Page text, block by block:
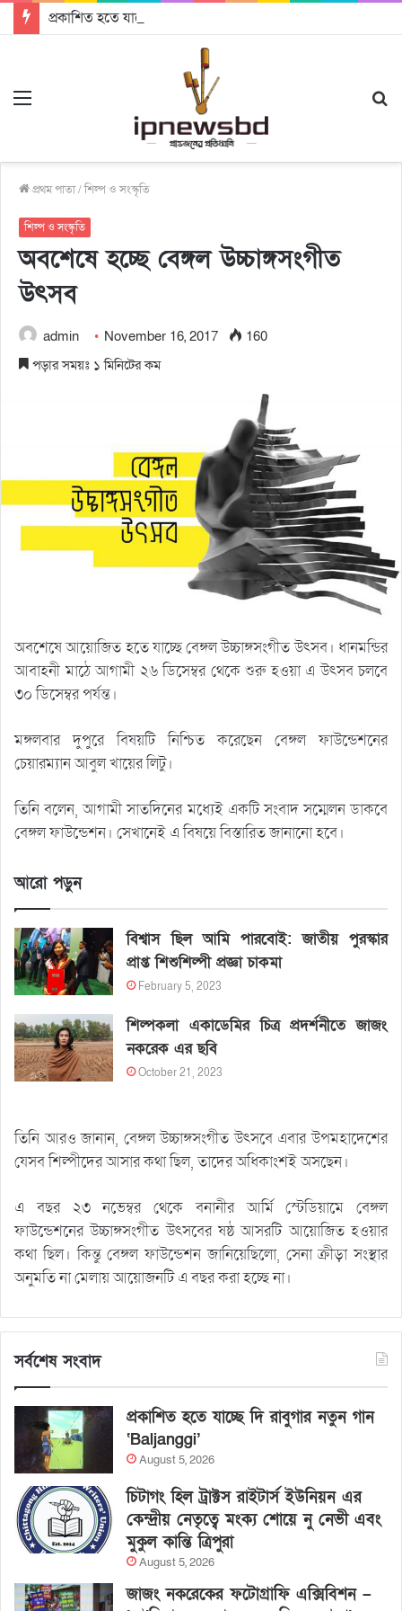
প্রকাশিত হতে যাচ্ছে দি রাবুগার নতুন গান ‘Baljanggi’
প্রথম পাতা/শিল্প ও সংস্কৃতি
শিল্প ও সংস্কৃতি
অবশেষে হচ্ছে বেঙ্গল উচ্চাঙ্গসংগীত
উৎসব
admin November 16, 2017
160
পড়ার সময়ঃ ১ মিনিটের কম
অবশেষে আয়োজিত হতে যাচ্ছে বেঙ্গল উচ্চাঙ্গসংগীত উৎসব। ধানমন্ডির
আবাহনী মাঠে আগামী ২৬ ডিসেম্বর থেকে শুরু হওয়া এ উৎসব চলবে
৩০ ডিসেম্বর পর্যন্ত।
মঙ্গলবার দুপুরে বিষয়টি নিশ্চিত করেছেন বেঙ্গল ফাউন্ডেশনের
চেয়ারম্যান আবুল খায়ের লিটু।
তিনি বলেন, আগামী সাতদিনের মধ্যেই একটি সংবাদ সম্মেলন ডাকবে
বেঙ্গল ফাউন্ডেশন। সেখানেই এ বিষয়ে বিস্তারিত জানানো হবে।
আরো পড়ুন
বিশ্বাস ছিল আমি পারবোই: জাতীয় পুরস্কার
প্রাপ্ত শিশুশিল্পী প্রজ্ঞা চাকমা
February 5, 2023
শিল্পকলা একাডেমির চিত্র প্রদর্শনীতে জাজং
নকরেক এর ছবি
October 21, 2023
তিনি আরও জানান, বেঙ্গল উচ্চাঙ্গসংগীত উৎসবে এবার উপমহাদেশের
যেসব শিল্পীদের আসার কথা ছিল, তাদের অধিকাংশই অসছেন।
এ বছর ২৩ নভেম্বর থেকে বনানীর আর্মি স্টেডিয়ামে বেঙ্গল
ফাউন্ডেশনের উচ্চাঙ্গসংগীত উৎসবের ষষ্ঠ আসরটি আয়োজিত হওয়ার
কথা ছিল। কিন্তু বেঙ্গল ফাউন্ডেশন জানিয়েছিলো, সেনা ক্রীড়া সংস্থার
অনুমতি না মেলায় আয়োজনটি এ বছর করা হচ্ছে না।
সর্বশেষ সংবাদ
প্রকাশিত হতে যাচ্ছে দি রাবুগার নতুন গান
‘Baljanggi’
August 5, 2026
চিটাগং হিল ট্রাক্টস রাইটার্স ইউনিয়ন এর
কেন্দ্রীয় নেতৃত্বে মংক্য শোয়ে নু নেভী এবং
মুকুল কান্তি ত্রিপুরা
August 5, 2026
জাজং নকরেকের ফটোগ্রাফি এক্সিবিশন –